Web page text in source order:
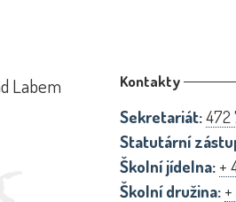
Labem Kontakty
Sekretariát:472
Statutární
Školní jídelna: +
Školní družina: